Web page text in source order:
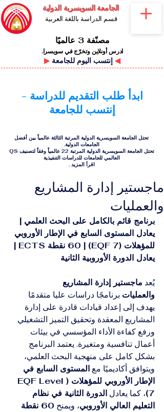
الجامعة السويسرية الدولية
قسم الدراسة باللغة العربية
مصنّفة 3 عالميًا
ادرس أونلاين وتخرّج في سويسرا.
▶ ◀
ابدأ طلب التقديم للدراسة -
إنتسب للجامعة
تحتل الجامعة السويسرية الدولية المرتبة الثالثة عالمياً بين أفضل
الجامعات الدولية.
تحتل الجامعة السويسرية الدولية المرتبة 22 عالمياً وفقاً لتصنيف QS
العالمي للجامعات للدراسات التنفيذية
اقرأ المزيد .
ماجستير إدارة المشاريع
والعمليات
برنامج قائم بالكامل على البحث العلمي |
يعادل المستوى السابع في الإطار الأوروبي
للمؤهلات (EQF 7) | 60 نقطة ECTS |
يعادل الدورة الأوروبية الثانية
يُعد ماجستير إدارة المشاريع
والعمليات برنامجًا دراسات عليا متقدمًا
يهدف إلى إعداد قيادات قادرة على إدارة
المشاريع المعقدة وتحقيق التميز التشغيلي
ورفع كفاءة الأداء المؤسسي في بيئات
أعمال تنافسية ومتغيرة. يعتمد البرنامج
بشكل كامل على منهجية البحث العلمي،
ويتوافق أكاديميًا مع المستوى السابع في
الإطار الأوروبي للمؤهلات (EQF Level
7) ، كما يعادل الدورة الثانية في نظام
التعليم العالي الأوروبي، ويمنح
60 نقطة